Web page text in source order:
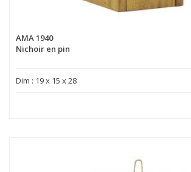
AMA 1940
Nichoir en pin
Dim : 19 x 15 x 28